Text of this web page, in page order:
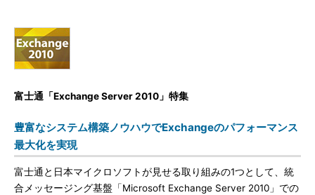
富士通「Exchange Server 2010」特集
豊富なシステム構築ノウハウでExchangeのパフォーマンス
最大化を実現
富士通と日本マイクロソフトが見せる取り組みの1つとして、統
合メッセージング基盤「Microsoft Exchange Server 2010」での